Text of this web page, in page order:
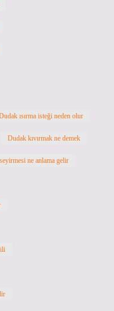
ısırma isteği neden olur
Dudak kıvırmak ne demek
ne anlama gelir